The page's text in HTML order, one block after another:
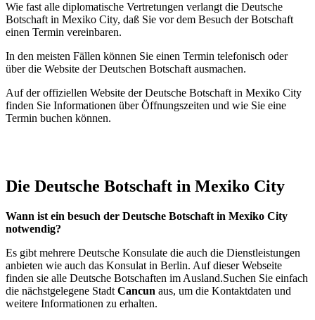
Wie fast alle diplomatische Vertretungen verlangt die Deutsche
Botschaft in Mexiko City, daß Sie vor dem Besuch der Botschaft
einen Termin vereinbaren.
In den meisten Fällen können Sie einen Termin telefonisch oder
über die Website der Deutschen Botschaft ausmachen.
Auf der offiziellen Website der Deutsche Botschaft in Mexiko City
finden Sie Informationen über Öffnungszeiten und wie Sie eine
Termin buchen können.
Die Deutsche Botschaft in Mexiko City
Wann ist ein besuch der Deutsche Botschaft in Mexiko City
notwendig?
Es gibt mehrere Deutsche Konsulate die auch die Dienstleistungen
anbieten wie auch das Konsulat in Berlin. Auf dieser Webseite
finden sie alle Deutsche Botschaften im Ausland.Suchen Sie einfach
die nächstgelegene Stadt Cancun aus, um die Kontaktdaten und
weitere Informationen zu erhalten.